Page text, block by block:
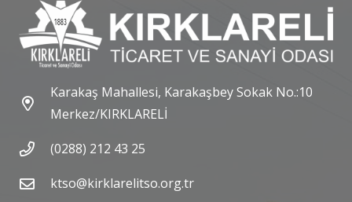
Karakaş Mahallesi, Karakaşbey Sokak No.:10
Merkez/KIRKLARELİ
(0288) 212 43 25
ktso@kirklarelitso.org.tr